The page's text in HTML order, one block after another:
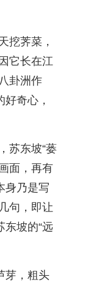
挖荠菜，
它长在江
卦洲作
奇心，
苏东坡“蒌
面，再有
身乃是写
句，即让
东坡的“远
芽，粗头